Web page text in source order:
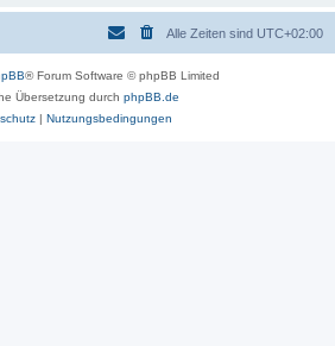
Alle Zeiten sind UTC+02:00
® Forum Software © phpBB Limited
Übersetzung durch phpBB.de
| Nutzungsbedingungen